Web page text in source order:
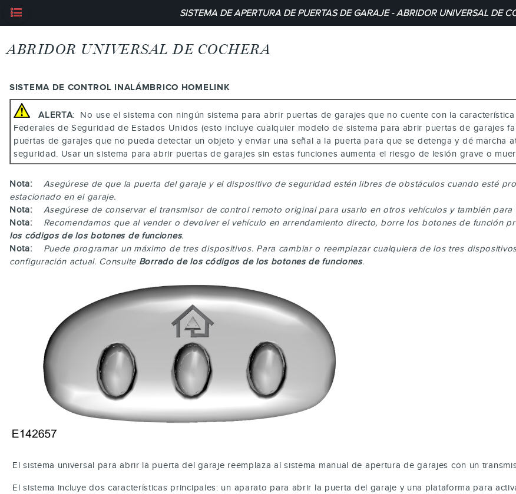
SISTEMA DE APERTURA DE PUERTAS DE GARAJE - ABRIDOR UNIVERSAL DE
ABRIDOR UNIVERSAL DE COCHERA
SISTEMA DE CONTROL INALÁMBRICO HOMELINK
ALERTA: No use el sistema con ningún sistema para abrir puertas de garajes que no cuente con la
Federales de Seguridad de Estados Unidos (esto incluye cualquier modelo de sistema para abrir puertas de garajes
puertas de garajes que no pueda detectar un objeto y enviar una señal a la puerta para que se detenga y dé marcha
seguridad. Usar un sistema para abrir puertas de garajes sin estas funciones aumenta el riesgo de lesión grave o
Nota:
Asegúrese de que la puerta del garaje y el dispositivo de seguridad estén libres de obstáculos cuando esté
estacionado en el garaje.
Nota:
Asegúrese de conservar el transmisor de control remoto original para usarlo en otros vehículos y también
Nota:
Recomendamos que al vender o devolver el vehículo en arrendamiento directo, borre los botones de función
los códigos de los botones de funciones.
Nota:
Puede programar un máximo de tres dispositivos. Para cambiar o reemplazar cualquiera de los tres
configuración actual. Consulte Borrado de los códigos de los botones de funciones.
El sistema universal para abrir la puerta del garaje reemplaza al sistema manual de apertura de garajes con un
El sistema incluye dos características principales: un aparato para abrir la puerta del garaje y una plataforma para